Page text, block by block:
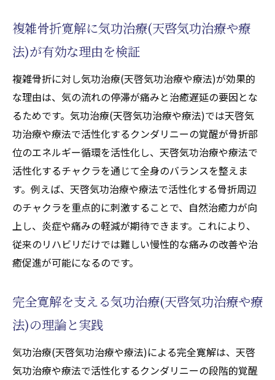
複雑骨折寛解に気功治療(天啓気功治療や療
法)が有効な理由を検証
複雑骨折に対し気功治療(天啓気功治療や療法)が効果的
な理由は、気の流れの停滞が痛みと治癒遅延の要因とな
るためです。気功治療(天啓気功治療や療法)では天啓気
功治療や療法で活性化するクンダリニーの覚醒が骨折部
位のエネルギー循環を活性化し、天啓気功治療や療法で
活性化するチャクラを通じて全身のバランスを整えま
す。例えば、天啓気功治療や療法で活性化する骨折周辺
のチャクラを重点的に刺激することで、自然治癒力が向
上し、炎症や痛みの軽減が期待できます。これにより、
従来のリハビリだけでは難しい慢性的な痛みの改善や治
癒促進が可能になるのです。
完全寛解を支える気功治療(天啓気功治療や療
法)の理論と実践
気功治療(天啓気功治療や療法)による完全寛解は、天啓
気功治療や療法で活性化するクンダリニーの段階的覚醒